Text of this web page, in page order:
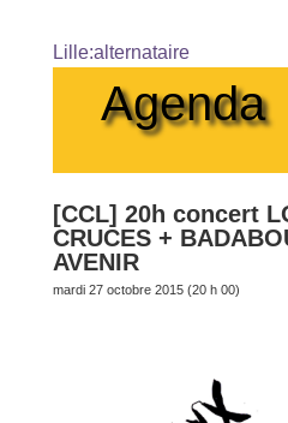
Lille:alternataire
Agenda
[CCL] 20h concert
CRUCES +
AVENIR
mardi 27 octobre 2015 (20 h 00)